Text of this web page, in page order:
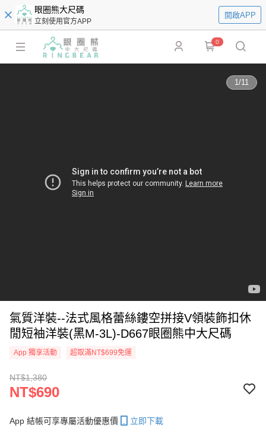
眼圈熊大尺碼
立刻使用官方APP
開啟APP
0
1/11
氣質洋裝--法式風格蕾絲鏤空拼接V領裝飾扣休
閒短袖洋裝(黑M-3L)-D667眼圈熊中大尺碼
App 獨享活動 超取滿NT$699免運
NT$1,380
NT$690
App 結帳可享專屬活動優惠價 立即下載